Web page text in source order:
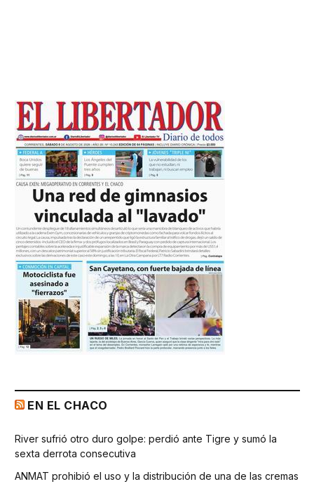
EN EL CHACO
River sufrió otro duro golpe: perdió ante Tigre y sumó la
sexta derrota consecutiva
ANMAT prohibió el uso y la distribución de una de las cremas